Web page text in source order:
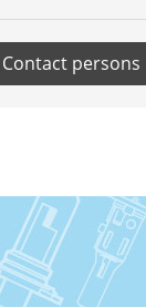
Contact persons